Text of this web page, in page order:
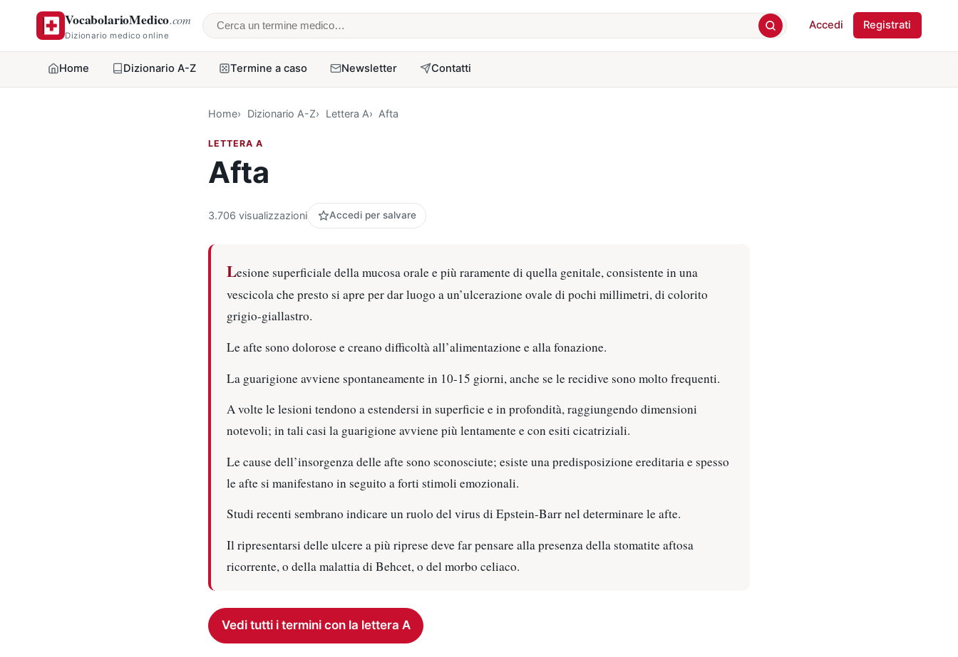
VocabolarioMedico.com
Dizionario medico online Cerca un termine medico
Accedi Registrati
Home Dizionario A-Z Termine a caso Newsletter Contatti
Home Dizionario A-Z Lettera A Afta
LETTERA A
Afta
3.706 visualizzazioni Accedi per salvare
Lesione superficiale della mucosa orale e più raramente di quella genitale, consistente in una
vescicola che presto si apre per dar luogo a un’ulcerazione ovale di pochi millimetri, di colorito
grigio-giallastro.
Le afte sono dolorose e creano difficoltà all’alimentazione e alla fonazione.
La guarigione avviene spontaneamente in 10-15 giorni, anche se le recidive sono molto frequenti.
A volte le lesioni tendono a estendersi in superficie e in profondità, raggiungendo dimensioni
notevoli; in tali casi la guarigione avviene più lentamente e con esiti cicatriziali.
Le cause dell’insorgenza delle afte sono sconosciute; esiste una predisposizione ereditaria e spesso
le afte si manifestano in seguito a forti stimoli emozionali.
Studi recenti sembrano indicare un ruolo del virus di Epstein-Barr nel determinare le afte.
Il ripresentarsi delle ulcere a più riprese deve far pensare alla presenza della stomatite aftosa
ricorrente, o della malattia di Behcet, o del morbo celiaco.
Vedi tutti i termini con la lettera A